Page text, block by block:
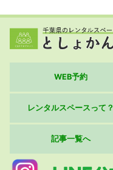
WEB予約
レンタルスペースって？
記事一覧へ